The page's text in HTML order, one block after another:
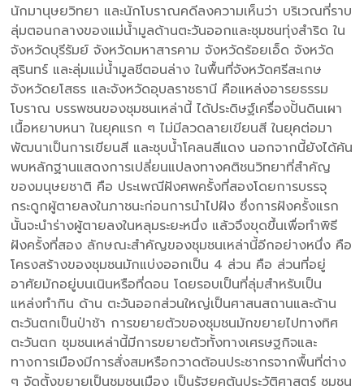
นักมานุษยวิทยา และนักโบราณคดีลงความเห็นว่า บริเวณที่ราบ
ลุ่มตอนกลางของแม่น้ำมูลด้านตะวันออกและชุมชนทุ่งสำริด ใน
จังหวัดบุรีรัมย์ จังหวัดมหาสารคาม จังหวัดร้อยเอ็ด จังหวัด
สุรินทร์ และลุ่มแม่น้ำมูลชีตอนล่าง ในพื้นที่จังหวัดศรีสะเกษ
จังหวัดยโสธร และจังหวัดอุบลราชธานี คือแหล่งอารยธรรม
โบราณ บรรพชนของชุมชนเหล่านี้ ได้ประดิษฐ์เครื่องปั้นดินเผา
เนื้อหยาบหนา ในยุคแรก ๆ ไม่มีลวดลายเขียนสี ในยุคต่อมา
พัฒนาเป็นการเขียนสี และชุบน้ำโคลนสีแดง นอกจากนี้ยังได้ค้น
พบหลักฐานแสดงการเปลี่ยนแปลงทางคติชนวิทยาที่สำคัญ
ของมนุษยชาติ คือ ประเพณีฝังศพครั้งที่สองโดยการบรรจุ
กระดูกผู้ตายลงในภาชนะก่อนการนำไปฝัง ซึ่งการฝังครั้งแรก
นั้นจะนำร่างผู้ตายลงในหลุมระยะหนึ่ง แล้วจึงขุดขึ้นเพื่อทำพิธี
ฝังครั้งที่สอง ลักษณะสำคัญของชุมชนเหล่านี้อีกอย่างหนึ่ง คือ
โครงสร้างของชุมชนมักแบ่งออกเป็น 4 ส่วน คือ ส่วนที่อยู่
อาศัยมักอยู่บนเนินหรือที่ดอน โดยรอบเป็นที่ลุ่มสำหรับเป็น
แหล่งทำกิน ด้าน ตะวันออกส่วนใหญ่เป็นศาสนสถานและด้าน
ตะวันตกเป็นป่าช้า การขยายตัวของชุมชนมักขยายไปทางทิศ
ตะวันตก ชุมชนเหล่านี้มีการขยายตัวทั้งทางเศรษฐกิจและ
ทางการเมืองมีการสั่งสมหรือกวาดต้อนประชากรจากพื้นที่ต่าง
ๆ จัดตั้งขยายเป็นชุมชนเมือง เป็นรัฐยุคต้นประวัติศาสตร์ ชุมชน